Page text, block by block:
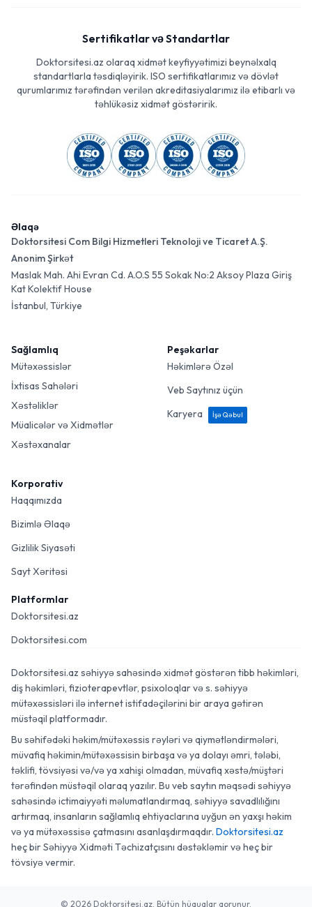
Sertifikatlar və Standartlar
Doktorsitesi.az olaraq xidmət keyfiyyətimizi beynəlxalq
standartlarla təsdiqləyirik. ISO sertifikatlarımız və dövlət
qurumlarımız tərəfindən verilən akreditasiyalarımız ilə etibarlı və
təhlükəsiz xidmət göstəririk.
Əlaqə
Doktorsitesi Com Bilgi Hizmetleri Teknoloji ve Ticaret A.Ş.
Anonim Şirkət
Maslak Mah. Ahi Evran Cd. A.O.S 55 Sokak No:2 Aksoy Plaza Giriş
Kat Kolektif House
İstanbul, Türkiye
Sağlamlıq
Mütəxəssislər
İxtisas Sahələri
Xəstəliklər
Müalicələr və Xidmətlər
Xəstəxanalar
Peşəkarlar
Həkimlərə Özəl
Veb Saytınız üçün
Karyera
İşə Qəbul
Korporativ
Haqqımızda
Bizimlə Əlaqə
Gizlilik Siyasəti
Sayt Xəritəsi
Platformlar
Doktorsitesi.az
Doktorsitesi.com
Doktorsitesi.az səhiyyə sahəsində xidmət göstərən tibb həkimləri,
diş həkimləri, fizioterapevtlər, psixoloqlar və s. səhiyyə
mütəxəssisləri ilə internet istifadəçilərini bir araya gətirən
müstəqil platformadır.
Bu səhifədəki həkim/mütəxəssis rəyləri və qiymətləndirmələri,
müvafiq həkimin/mütəxəssisin birbaşa və ya dolayı əmri, tələbi,
təklifi, tövsiyəsi və/və ya xahişi olmadan, müvafiq xəstə/müştəri
tərəfindən müstəqil olaraq yazılır. Bu veb saytın məqsədi səhiyyə
sahəsində ictimaiyyəti məlumatlandırmaq, səhiyyə savadlılığını
artırmaq, insanların sağlamlıq ehtiyaclarına uyğun ən yaxşı həkim
və ya mütəxəssisə çatmasını asanlaşdırmaqdır. Doktorsitesi.az
heç bir Səhiyyə Xidməti Təchizatçısını dəstəkləmir və heç bir
tövsiyə vermir.
© 2026 Doktorsitesi.az. Bütün hüquqlar qorunur.